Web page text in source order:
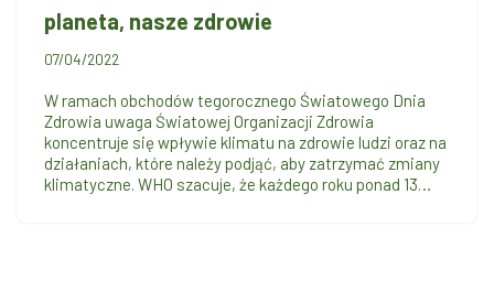
planeta, nasze zdrowie
07/04/2022
W ramach obchodów tegorocznego Światowego Dnia
Zdrowia uwaga Światowej Organizacji Zdrowia
koncentruje się wpływie klimatu na zdrowie ludzi oraz na
działaniach, które należy podjąć, aby zatrzymać zmiany
klimatyczne. WHO szacuje, że każdego roku ponad 13…